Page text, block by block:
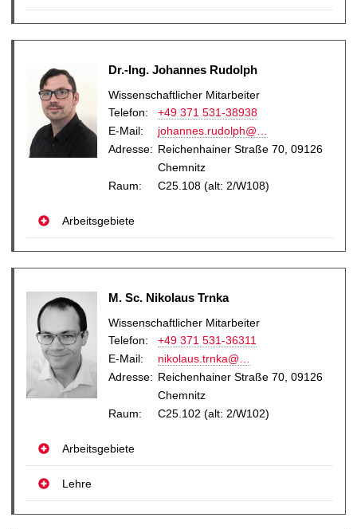
Dr.-Ing. Johannes Rudolph
Wissenschaftlicher Mitarbeiter
Telefon:
+49 371 531-38938
E-Mail:
johannes.rudolph@…
Adresse: Reichenhainer Straße 70, 09126
Chemnitz
Raum:
C25.108 (alt: 2/W108)
Arbeitsgebiete
M. Sc. Nikolaus Trnka
Wissenschaftlicher Mitarbeiter
Telefon:
+49 371 531-36311
E-Mail:
nikolaus.trnka@…
Adresse: Reichenhainer Straße 70, 09126
Chemnitz
Raum:
C25.102 (alt: 2/W102)
Arbeitsgebiete
Lehre